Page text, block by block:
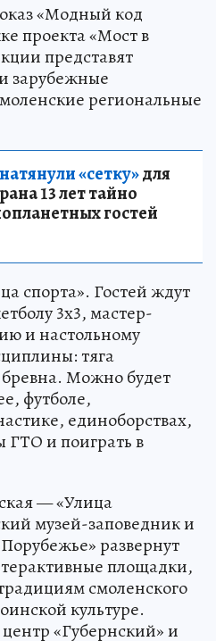
«Модный код
проекта «Мост в
представят
зарубежные
региональные
«сетку»для
13 лет тайно
гостей
спорта». Гостей ждут
3х3, мастер-
и настольному
тяга
Можно будет
футболе,
единоборствах,
ГТО и поиграть в
— «Улица
музей-заповедник и
развернут
площадки,
смоленского
культуре.
«Губернский» и